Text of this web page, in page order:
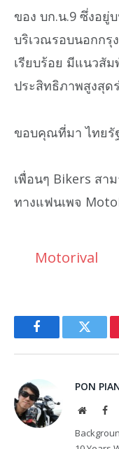
ของ บก.น.9 ซึ่งอยู่
บริเวณรอบนอกกรุ
เรียบร้อย มีแนวสั
ประสิทธิภาพสูงสุด
ขอบคุณที่มา ไทยรั
เพื่อนๆ Bikers สา
ทางแฟนเพจ
Motorival
Facebook
PON
Website